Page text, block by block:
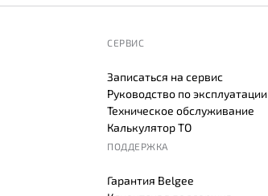
СЕРВИС
Записаться на сервис
Руководство по эксплуатации
Техническое обслуживание
Калькулятор ТО
ПОДДЕРЖКА
Гарантия Belgee